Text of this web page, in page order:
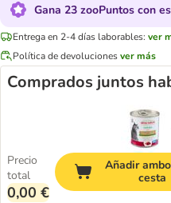
Gana 23 zooPuntos con
Entrega en 2-4 días laborables: ver
Política de devolucionesver más
Comprados juntos
Precio
total
0,00 €
Añadir
cesta